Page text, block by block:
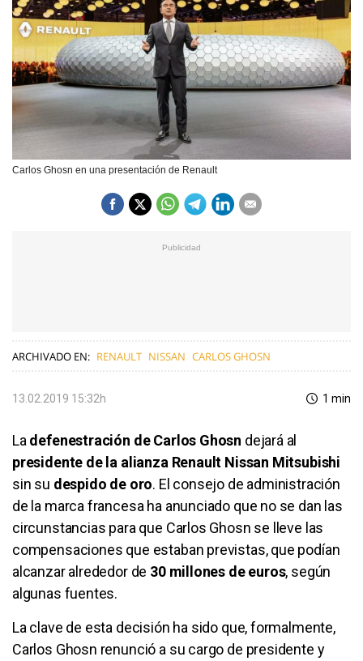
Carlos Ghosn en una presentación de Renault
ARCHIVADO EN: RENAULT NISSAN CARLOS GHOSN
13.02.2019 15:32h 1 min
La defenestración de Carlos Ghosn dejará al
presidente de la alianza Renault Nissan Mitsubishi
sin su despido de oro. El consejo de administración
de la marca francesa ha anunciado que no se dan las
circunstancias para que Carlos Ghosn se lleve las
compensaciones que estaban previstas, que podían
alcanzar alrededor de 30 millones de euros, según
algunas fuentes.
La clave de esta decisión ha sido que, formalmente,
Carlos Ghosn renunció a su cargo de presidente y